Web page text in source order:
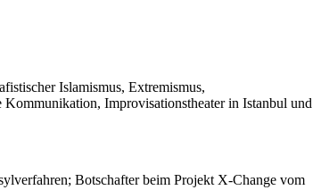
Islamismus, Extremismus,
Improvisationstheater in Istanbul und
Botschafter beim Projekt X-Change vom